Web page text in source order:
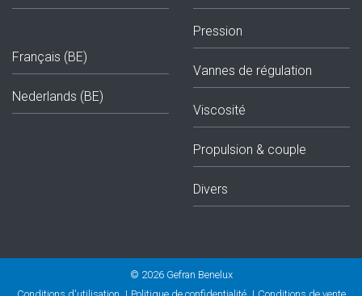
Français (BE)
Nederlands (BE)
Pression
Vannes de régulation
Viscosité
Propulsion & couple
Divers
© 2026 Gefran Benelux
Conditions d'utilisation | Politique de confidentialité | Conditions de vente